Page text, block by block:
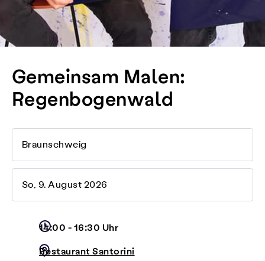
Gemeinsam Malen:
Regenbogenwald
Braunschweig
So, 9. August 2026
14:00 - 16:30 Uhr
Restaurant Santorini